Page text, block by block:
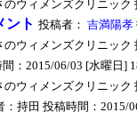
のウィメンズクリニック
ント 投稿者： 吉満陽孝
のウィメンズクリニック
：2015/06/03 [水曜日]
のウィメンズクリニック
：持田 投稿時間：2015/